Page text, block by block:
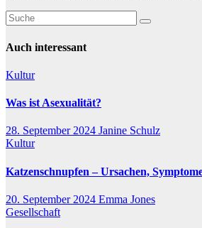
Auch interessant
Kultur
Was ist Asexualität?
28. September 2024 Janine Schulz
Kultur
Katzenschnupfen – Ursachen,
20. September 2024 Emma Jones
Gesellschaft